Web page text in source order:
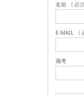
名前 ( 必
E-MAIL (
備考